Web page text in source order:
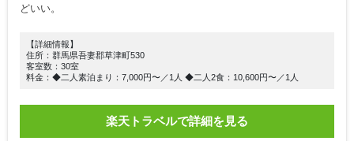
どいい。
【詳細情報】
住所：群馬県吾妻郡草津町530
客室数：30室
料金：◆二人素泊まり：7,000円〜／1人 ◆二人2食：10,600円〜／1人
楽天トラベルで詳細を見る